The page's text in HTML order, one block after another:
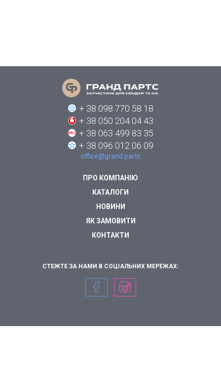
ПРО КОМПАНІЮ
КАТАЛОГИ
НОВИНИ
ЯК ЗАМОВИТИ
КОНТАКТИ
+ 38 098 770 58 18
+ 38 050 204 04 43
+ 38 063 499 83 35
+ 38 096 012 06 09
office@grand.parts
СТЕЖТЕ ЗА НАМИ В СОЦІАЛЬНИХ МЕРЕЖАХ: